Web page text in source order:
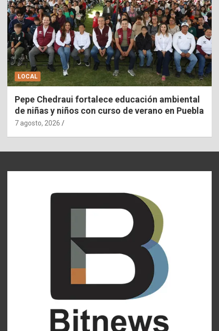
LOCAL
Pepe Chedraui fortalece educación ambiental
de niñas y niños con curso de verano en Puebla
7 agosto, 2026